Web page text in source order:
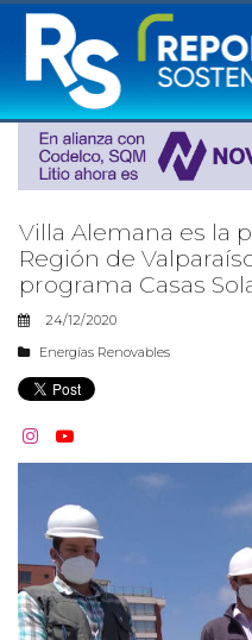
Villa Alemana es la
Región de
programa Casas
24/12/2020
Energías Renovables
 